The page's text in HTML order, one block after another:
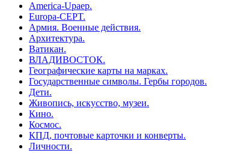
America-Upaep.
Europa-CEPT.
Армия. Военные действия.
Архитектура.
Ватикан.
ВЛАДИВОСТОК.
Географические карты на марках.
Государственные символы. Гербы городов.
Дети.
Живопись, искусство, музеи.
Кино.
Космос.
КПД, почтовые карточки и конверты.
Личности.